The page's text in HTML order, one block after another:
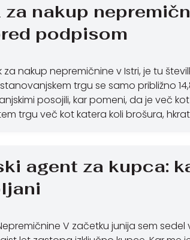
nakup
podpisom
nakup nepremičnine v Istri, je tu
trgu se samo približno
posojili, kar pomeni, da je več
trgu več kot katera koli brošura,
agent za kupca:
V začetku junija sem